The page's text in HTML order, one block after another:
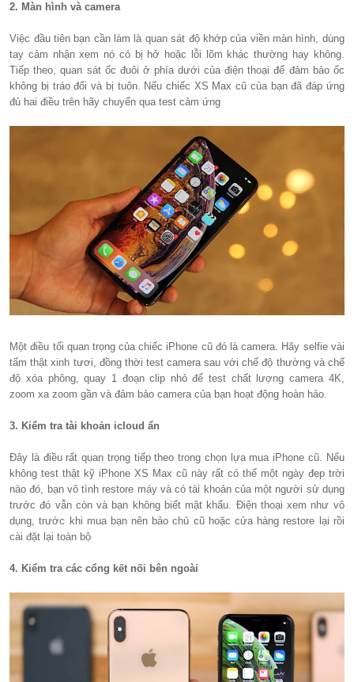
2. Màn hình và camera
Việc đầu tiên bạn cần làm là quan sát độ khớp của viền màn hình, dùng
tay cảm nhận xem nó có bị hở hoặc lỗi lõm khác thường hay không.
Tiếp theo, quan sát ốc đuôi ở phía dưới của điện thoại để đảm bảo ốc
không bị tráo đổi và bị tuôn. Nếu chiếc XS Max cũ của bạn đã đáp ứng
đủ hai điều trên hãy chuyển qua test cảm ứng
Một điều tối quan trọng của chiếc iPhone cũ đó là camera. Hãy selfie vài
tấm thật xinh tươi, đồng thời test camera sau với chế độ thường và chế
độ xóa phông, quay 1 đoạn clip nhỏ để test chất lượng camera 4K,
zoom xa zoom gần và đảm bảo camera của bạn hoạt động hoàn hảo.
3. Kiểm tra tài khoản icloud ẩn
Đây là điều rất quan trọng tiếp theo trong chọn lựa mua iPhone cũ. Nếu
không test thật kỹ iPhone XS Max cũ này rất có thể một ngày đẹp trời
nào đó, bạn vô tình restore máy và có tài khoản của một người sử dụng
trước đó vẫn còn và bạn không biết mật khẩu. Điện thoại xem như vô
dụng, trước khi mua bạn nên bảo chủ cũ hoặc cửa hàng restore lại rồi
cài đặt lại toàn bộ
4. Kiểm tra các cổng kết nối bên ngoài